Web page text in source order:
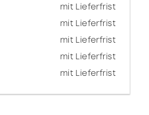
mit Lieferfrist
mit Lieferfrist
mit Lieferfrist
mit Lieferfrist
mit Lieferfrist